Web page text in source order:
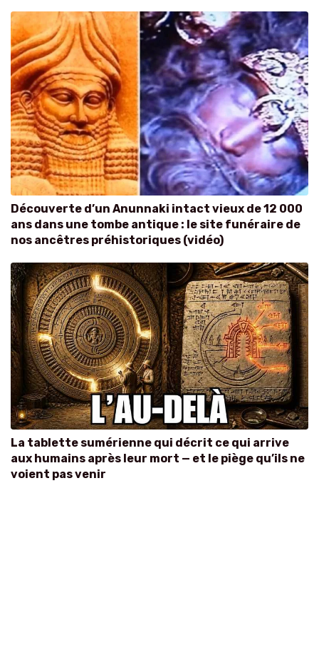
Découverte d’un Anunnaki intact vieux de 12 000
ans dans une tombe antique : le site funéraire de
nos ancêtres préhistoriques (vidéo)
La tablette sumérienne qui décrit ce qui arrive
aux humains après leur mort — et le piège qu’ils ne
voient pas venir